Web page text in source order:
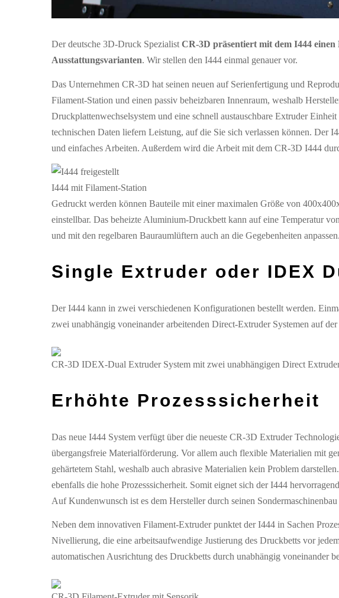
Der deutsche 3D-Druck Spezialist CR-3D präsentiert mit dem I444
Ausstattungsvarianten. Wir stellen den I444 einmal genauer vor.
Das Unternehmen CR-3D hat seinen neuen auf Serienfertigung und
Filament-Station und einen passiv beheizbaren Innenraum, weshalb
Druckplattenwechselsystem und eine schnell austauschbare Extruder
technischen Daten liefern Leistung, auf die Sie sich verlassen können. Der
und einfaches Arbeiten. Außerdem wird die Arbeit mit dem CR-3D I444
I444 mit Filament-Station
Gedruckt werden können Bauteile mit einer maximalen Größe von
einstellbar. Das beheizte Aluminium-Druckbett kann auf eine Temperatur
und mit den regelbaren Bauraumlüftern auch an die Gegebenheiten anpassen.
Single Extruder oder IDEX
Der I444 kann in zwei verschiedenen Konfigurationen bestellt werden.
zwei unabhängig voneinander arbeitenden Direct-Extruder Systemen auf
CR-3D IDEX-Dual Extruder System mit zwei unabhängigen Direct
Erhöhte Prozesssicherheit
Das neue I444 System verfügt über die neueste CR-3D Extruder
übergangsfreie Materialförderung. Vor allem auch flexible Materialien mit
gehärtetem Stahl, weshalb auch abrasive Materialien kein Problem
ebenfalls die hohe Prozesssicherheit. Somit eignet sich der I444
Auf Kundenwunsch ist es dem Hersteller durch seinen
Neben dem innovativen Filament-Extruder punktet der I444 in Sachen
Nivellierung, die eine arbeitsaufwendige Justierung des Druckbetts vor
automatischen Ausrichtung des Druckbetts durch unabhängig voneinander